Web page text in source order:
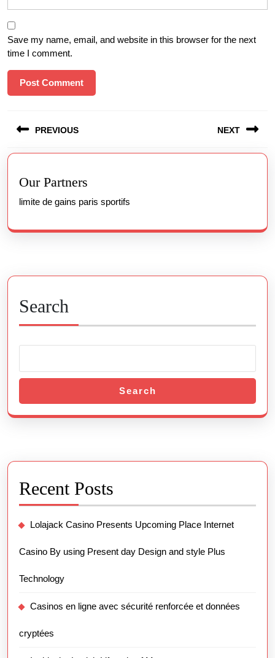
Save my name, email, and website in this browser for the next
time I comment.
navigation
PREVIOUS
Previous
post:
NEXT
Our Partners
limite de gains paris sportifs
Search
Search
Recent Posts
Lolajack Casino Presents Upcoming Place Internet
Casino By using Present day Design and style Plus
Technology
Casinos en ligne avec sécurité renforcée et données
cryptées